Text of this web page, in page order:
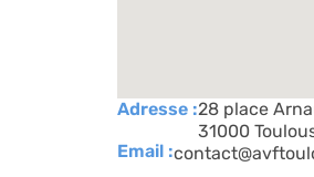
Adresse :28 place
31000
Email :